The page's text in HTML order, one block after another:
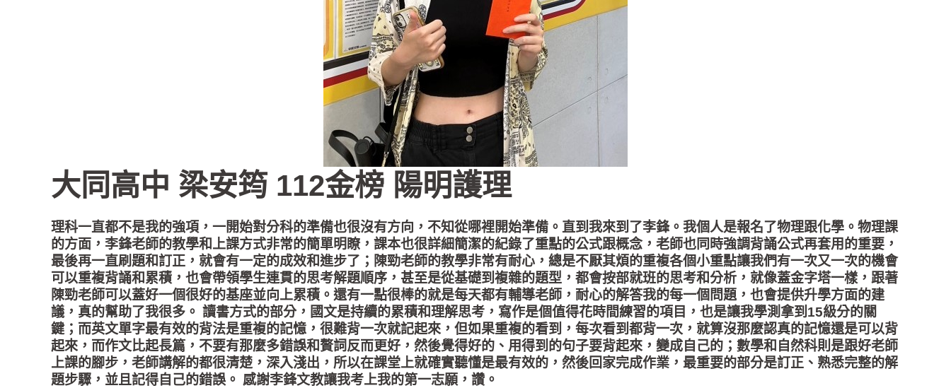
大同高中 梁安筠 112金榜 陽明護理
理科一直都不是我的強項，一開始對分科的準備也很沒有方向，不知從哪裡開始準備。直到我來到了李鋒。我個人是報名了物理跟化學。物理課
的方面，李鋒老師的教學和上課方式非常的簡單明瞭，課本也很詳細簡潔的紀錄了重點的公式跟概念，老師也同時強調背誦公式再套用的重要，
最後再一直刷題和訂正，就會有一定的成效和進步了；陳勁老師的教學非常有耐心，總是不厭其煩的重複各個小重點讓我們有一次又一次的機會
可以重複背誦和累積，也會帶領學生連貫的思考解題順序，甚至是從基礎到複雜的題型，都會按部就班的思考和分析，就像蓋金字塔一樣，跟著
陳勁老師可以蓋好一個很好的基座並向上累積。還有一點很棒的就是每天都有輔導老師，耐心的解答我的每一個問題，也會提供升學方面的建
議，真的幫助了我很多。 讀書方式的部分，國文是持續的累積和理解思考，寫作是個值得花時間練習的項目，也是讓我學測拿到15級分的關
鍵；而英文單字最有效的背法是重複的記憶，很難背一次就記起來，但如果重複的看到，每次看到都背一次，就算沒那麼認真的記憶還是可以背
起來，而作文比起長篇，不要有那麼多錯誤和贅詞反而更好，然後覺得好的、用得到的句子要背起來，變成自己的；數學和自然科則是跟好老師
上課的腳步，老師講解的都很清楚，深入淺出，所以在課堂上就確實聽懂是最有效的，然後回家完成作業，最重要的部分是訂正、熟悉完整的解
題步驟，並且記得自己的錯誤。 感謝李鋒文教讓我考上我的第一志願，讚。